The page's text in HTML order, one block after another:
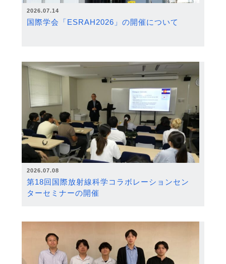
2026.07.14
国際学会「ESRAH2026」の開催について
2026.07.08
第18回国際放射線科学コラボレーションセン
ターセミナーの開催